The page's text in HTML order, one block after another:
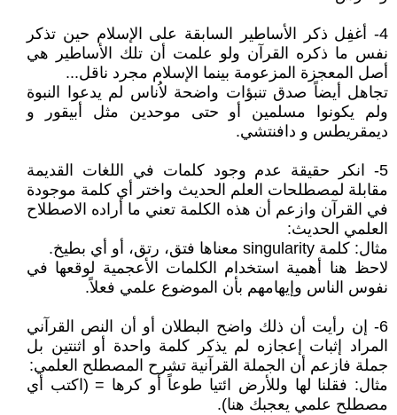
4- أغفِل ذكر الأساطير السابقة على الإسلام حين تذكر
نفس ما ذكره القرآن ولو علمت أن تلك الأساطير هي
أصل المعجزة المزعومة بينما الإسلام مجرد ناقل...
تجاهل أيضاً صدق تنبؤات واضحة لاُناس لم يدعوا النبوة
ولم يكونوا مسلمين أو حتى موحدين مثل أبيقور و
ديمقريطس و دافنتشي.
5- انكر حقيقة عدم وجود كلمات في اللغات القديمة
مقابلة لمصطلحات العلم الحديث واختر أي كلمة موجودة
في القرآن وازعم أن هذه الكلمة تعني ما أراده الاصطلاح
العلمي الحديث:
مثال: كلمة singularity معناها فتق، رتق، أو أي بطيخ.
لاحظ هنا أهمية استخدام الكلمات الأعجمية لوقعها في
نفوس الناس وإيهامهم بأن الموضوع علمي فعلاً.
6- إن رأيت أن ذلك واضح البطلان أو أن النص القرآني
المراد إثبات إعجازه لم يذكر كلمة واحدة أو اثنتين بل
جملة فازعم أن الجملة القرآنية تشرح المصطلح العلمي:
مثال: فقلنا لها وللأرض ائتيا طوعاً أو كرها = (اكتب أي
مصطلح علمي يعجبك هنا).